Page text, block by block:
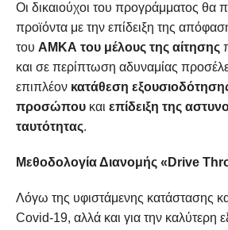
Οι δικαιούχοι του προγράμματος θα
προϊόντα με την επίδειξη της
του ΑΜΚΑ του μέλους της αίτησης
και σε περίπτωση αδυναμίας
επιπλέον κατάθεση
προσώπουκαι επίδειξη της
ταυτότητας.
Μεθοδολογία Διανομής « Drive
Λόγω της υφιστάμενης κατάστασης
Covid-19, αλλά και για την καλύτερη